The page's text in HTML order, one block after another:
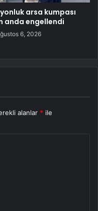
arsa kumpası
anda engellendi
6, 2026
alanlar * ile